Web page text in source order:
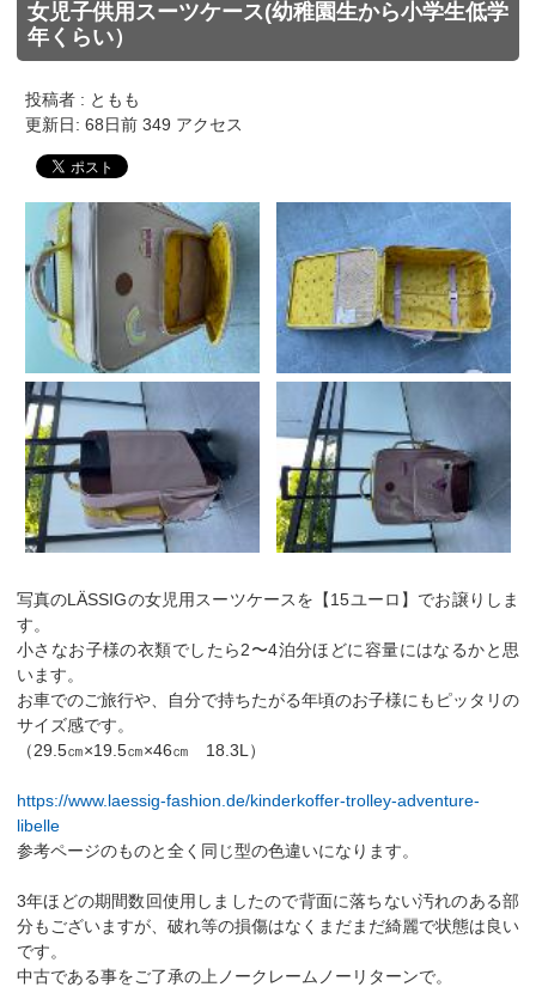
女児子供用スーツケース(幼稚園生から小学生低学
年くらい）
投稿者 : ともも
更新日: 68日前 349 アクセス
写真のLÄSSIGの女児用スーツケースを【15ユーロ】でお譲りしま
す。
小さなお子様の衣類でしたら2〜4泊分ほどに容量にはなるかと思
います。
お車でのご旅行や、自分で持ちたがる年頃のお子様にもピッタリの
サイズ感です。
（29.5㎝×19.5㎝×46㎝ 18.3L）
https://www.laessig-fashion.de/kinderkoffer-trolley-adventure-
libelle
参考ページのものと全く同じ型の色違いになります。
3年ほどの期間数回使用しましたので背面に落ちない汚れのある部
分もございますが、破れ等の損傷はなくまだまだ綺麗で状態は良い
です。
中古である事をご了承の上ノークレームノーリターンで。